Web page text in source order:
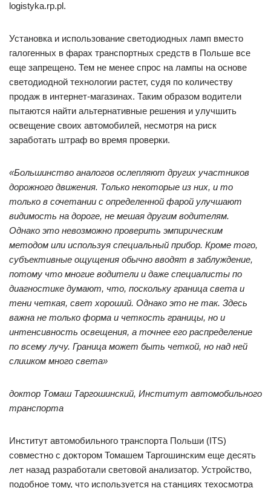
logistyka.rp.pl.
Установка и использование светодиодных ламп вместо
галогенных в фарах транспортных средств в Польше все
еще запрещено. Тем не менее спрос на лампы на основе
светодиодной технологии растет, судя по количеству
продаж в интернет-магазинах. Таким образом водители
пытаются найти альтернативные решения и улучшить
освещение своих автомобилей, несмотря на риск
заработать штраф во время проверки.
«Большинство аналогов ослепляют других участников
дорожного движения. Только некоторые из них, и то
только в сочетании с определенной фарой улучшают
видимость на дороге, не мешая другим водителям.
Однако это невозможно проверить эмпирическим
методом или используя специальный прибор. Кроме того,
субъективные ощущения обычно вводят в заблуждение,
потому что многие водители и даже специалисты по
диагностике думают, что, поскольку граница света и
тени четкая, свет хороший. Однако это не так. Здесь
важна не только форма и четкость границы, но и
интенсивность освещения, а точнее его распределение
по всему лучу. Граница может быть четкой, но над ней
слишком много света»
доктор Томаш Таргошинский, Институт автомобильного
транспорта
Институт автомобильного транспорта Польши (ITS)
совместно с доктором Томашем Таргошинским еще десять
лет назад разработали световой анализатор. Устройство,
подобное тому, что используется на станциях техосмотра